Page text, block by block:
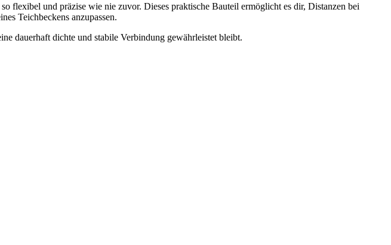
flexibel und präzise wie nie zuvor. Dieses praktische Bauteil ermöglicht es dir, Distanzen bei
Teichbeckens anzupassen.
dauerhaft dichte und stabile Verbindung gewährleistet bleibt.